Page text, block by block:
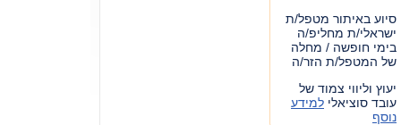
סיוע באיתור מטפל/ת
ישראלי/ת מחליפ/ה
בימי חופשה / מחלה
של המטפל/ת הזר/ה
יעוץ וליווי צמוד של
עובד סוציאלי למידע
נוסף